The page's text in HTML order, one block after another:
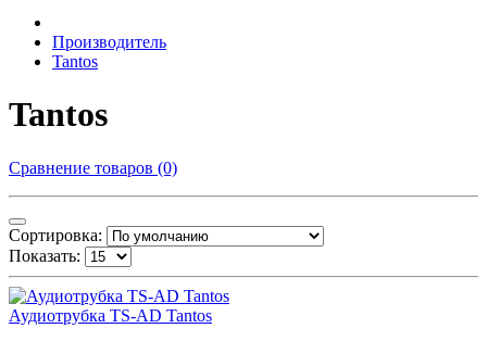
Производитель
Tantos
Tantos
Сравнение товаров (0)
Сортировка:
Показать:
Аудиотрубка TS-AD Tantos